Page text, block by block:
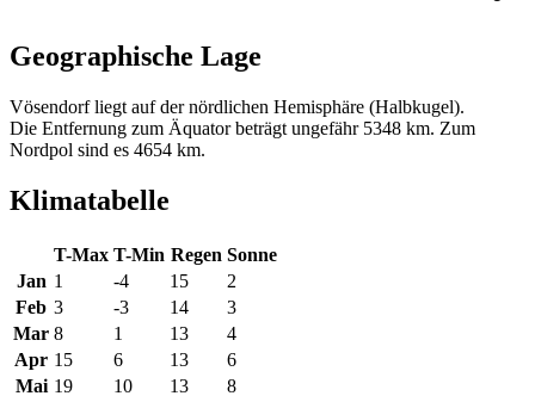
Geographische Lage
Vösendorf liegt auf der nördlichen Hemisphäre (Halbkugel).
Die Entfernung zum Äquator beträgt ungefähr 5348 km. Zum
Nordpol sind es 4654 km.
Klimatabelle
T-Max T-Min Regen Sonne
Jan 1 -4 15
2
Feb 3 -3 14
3
Mar 8 1 13
4
Apr 15 6 13
6
Mai 19 10 13 8